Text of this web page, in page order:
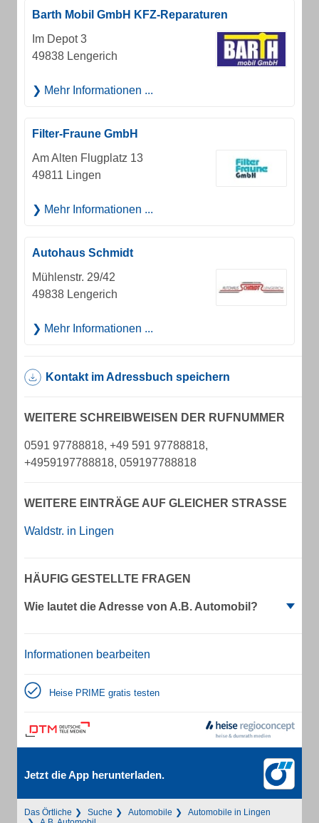
Barth Mobil GmbH KFZ-Reparaturen
Im Depot 3
49838 Lengerich
Mehr Informationen ...
Filter-Fraune GmbH
Am Alten Flugplatz 13
49811 Lingen
Mehr Informationen ...
Autohaus Schmidt
Mühlenstr. 29/42
49838 Lengerich
Mehr Informationen ...
Kontakt im Adressbuch speichern
WEITERE SCHREIBWEISEN DER RUFNUMMER
0591 97788818, +49 591 97788818,
+4959197788818, 059197788818
WEITERE EINTRÄGE AUF GLEICHER STRASSE
Waldstr. in Lingen
HÄUFIG GESTELLTE FRAGEN
Wie lautet die Adresse von A.B. Automobil?
Informationen bearbeiten
Heise PRIME gratis testen
Jetzt die App herunterladen.
Das Örtliche Suche Automobile
Automobile in Lingen